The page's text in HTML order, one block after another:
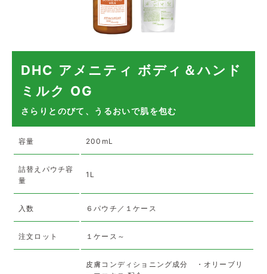
DHC アメニティ ボディ＆ハンド
ミルク OG
さらりとのびて、うるおいで肌を包む
容量 200mL
詰替えパウチ容
量
1L
入数 ６パウチ／１ケース
注文ロット １ケース～
皮膚コンディショニング成分 ・オリーブリ